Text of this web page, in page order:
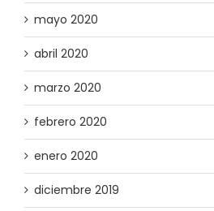
mayo 2020
abril 2020
marzo 2020
febrero 2020
enero 2020
diciembre 2019